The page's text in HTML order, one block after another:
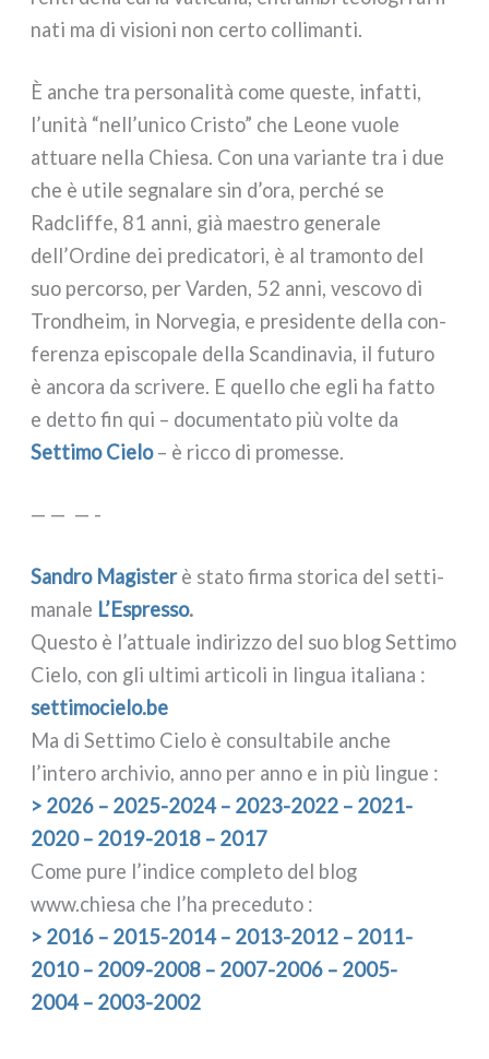
na­ti ma di visio­ni non cer­to col­li­man­ti.
È anche tra per­so­na­li­tà come que­ste, infat­ti,
l’unità “nell’unico Cristo” che Leone vuo­le
attua­re nel­la Chiesa. Con una varian­te tra i due
che è uti­le segna­la­re sin d’ora, per­ché se
Radcliffe, 81 anni, già mae­stro gene­ra­le
dell’Ordine dei pre­di­ca­to­ri, è al tra­mon­to del
suo per­cor­so, per Varden, 52 anni, vesco­vo di
Trondheim, in Norvegia, e pre­si­den­te del­la con­
fe­ren­za epi­sco­pa­le del­la Scandinavia, il futu­ro
è anco­ra da scri­ve­re. E quel­lo che egli ha fat­to
e det­to fin qui – docu­men­ta­to più vol­te da
Settimo Cielo– è ric­co di pro­mes­se.
— — — -
Sandro Magisterè sta­to fir­ma sto­ri­ca del set­ti­
ma­na­le L’Espresso.
Questo è l’attuale indi­riz­zo del suo blog Settimo
Cielo, con gli ulti­mi arti­co­li in lin­gua ita­lia­na :
set​ti​mo​cie​lo​.be
Ma di Settimo Cielo è con­sul­ta­bi­le anche
l’intero archi­vio, anno per anno e in più lin­gue :
> 2026 – 2025-2024 – 2023-2022 – 2021-
2020 – 2019-2018 – 2017
Come pure l’indice com­ple­to del blog
www.chiesa che l’ha pre­ce­du­to :
> 2016 – 2015-2014 – 2013-2012 – 2011-
2010 – 2009-2008 – 2007-2006 – 2005-
2004 – 2003-2002